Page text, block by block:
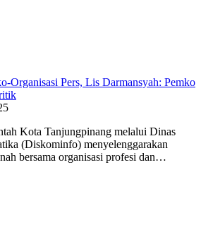
Organisasi Pers, Lis Darmansyah: Pemko
Kota Tanjungpinang melalui Dinas
(Diskominfo) menyelenggarakan
bersama organisasi profesi dan…